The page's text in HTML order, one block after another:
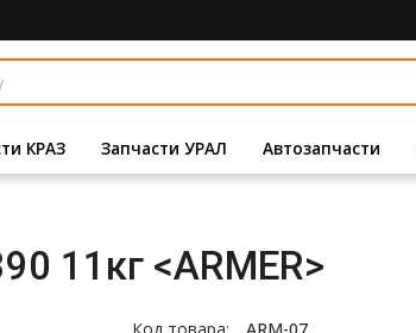
КРАЗ Запчасти УРАЛ Автозапчасти
11кг <ARMER>